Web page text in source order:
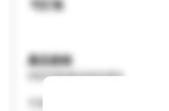
可訂造
產品規格
請提供您對產品的特定要求。